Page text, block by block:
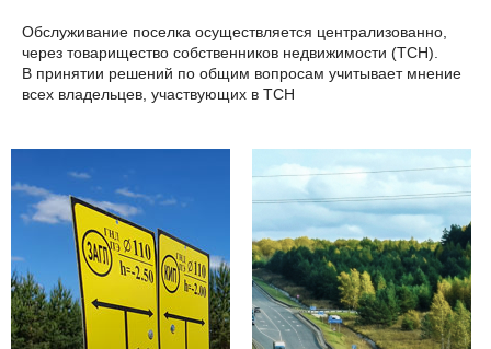
Обслуживание поселка осуществляется централизованно,
через товарищество собственников недвижимости (ТСН).
В принятии решений по общим вопросам учитывает мнение
всех владельцев, участвующих в ТСН